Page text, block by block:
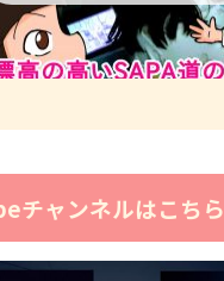
チャンネルはこちら